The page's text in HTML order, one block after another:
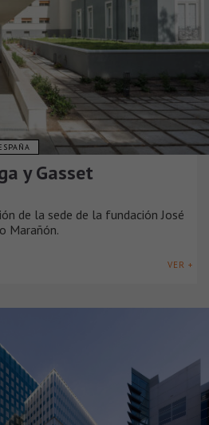
y Gasset
de la sede de la fundación José
Marañón.
VER +